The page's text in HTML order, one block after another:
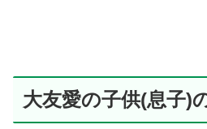
大友愛の子供(息子)